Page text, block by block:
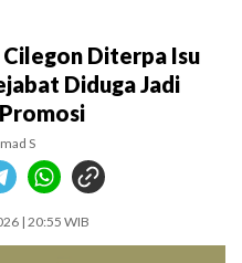
Diterpa Isu
Diduga Jadi
S
| 20:55 WIB